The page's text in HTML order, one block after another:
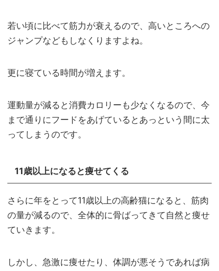
若い頃に比べて筋力が衰えるので、高いところへの
ジャンプなどもしなくりますよね。
更に寝ている時間が増えます。
運動量が減ると消費カロリーも少なくなるので、今
まで通りにフードをあげているとあっという間に太
ってしまうのです。
11歳以上になると痩せてくる
さらに年をとって11歳以上の高齢猫になると、筋肉
の量が減るので、全体的に骨ばってきて自然と痩せ
ていきます。
しかし、急激に痩せたり、体調が悪そうであれば病